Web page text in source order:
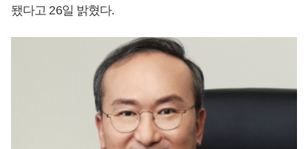
됐다고 26일 밝혔다.